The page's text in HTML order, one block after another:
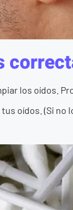
los oídos.
oídos. (Si no